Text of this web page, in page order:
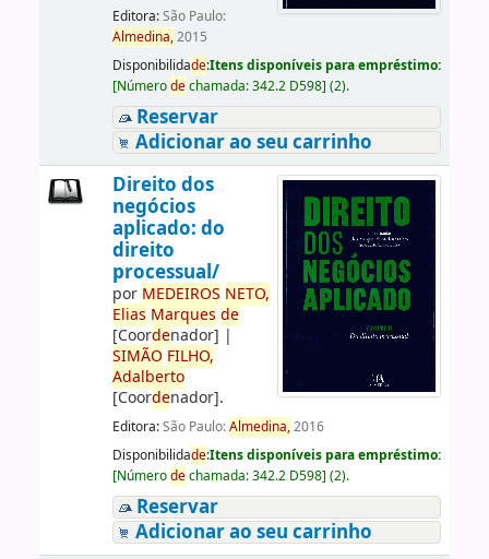
Editora:São Paulo:
Almedina,2015
Disponibilidade:Itens disponíveis para empréstimo:
[Númerodechamada:342.2 D598] (2).
Reservar
Adicionar ao seu carrinho
Direito dos
negócios
aplicado: do
direito
processual/
por MEDEIROS NETO,
Elias Marques de
[Coordenador] |
SIMÃO FILHO,
Adalberto
[Coordenador].
Editora:São Paulo:Almedina,2016
Disponibilidade:Itens disponíveis para empréstimo:
[Númerodechamada:342.2 D598] (2).
Reservar
Adicionar ao seu carrinho